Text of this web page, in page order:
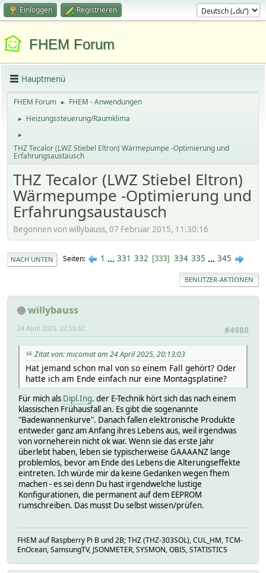
Einloggen Registrieren
FHEM Forum
Hauptmenü
FHEM Forum ► FHEM - Anwendungen
► Heizungssteuerung/Raumklima
►
THZ Tecalor (LWZ Stiebel Eltron) Wärmepumpe -Optimierung und
Erfahrungsaustausch
THZ Tecalor (LWZ Stiebel Eltron)
Wärmepumpe -Optimierung und
Erfahrungsaustausch
Begonnen von willybauss, 07 Februar 2015, 11:30:16
NACH UNTEN Seiten 1 ... 331 332 333 334 335 ... 345
BENUTZER-AKTIONEN
willybauss
#4980
24 April 2025, 22:55:52
Zitat von: micomat am 24 April 2025, 20:13:03
Hat jemand schon mal von so einem Fall gehört? Oder
hatte ich am Ende einfach nur eine Montagsplatine?
Für mich als Dipl.Ing. der E-Technik hört sich das nach einem
klassischen Frühausfall an. Es gibt die sogenannte
"Badewannenkurve". Danach fallen elektronische Produkte
entweder ganz am Anfang ihres Lebens aus, weil irgendwas
von vorneherein nicht ok war. Wenn sie das erste Jahr
überlebt haben, leben sie typischerweise GAAAANZ lange
problemlos, bevor am Ende des Lebens die Alterungseffekte
eintreten. Ich würde mir da keine Gedanken wegen fhem
machen - es sei denn Du hast irgendwelche lustige
Konfigurationen, die permanent auf dem EEPROM
rumschreiben. Das musst Du selbst wissen/prüfen.
FHEM auf Raspberry Pi B und 2B; THZ (THZ-303SOL), CUL_HM, TCM-
EnOcean, SamsungTV, JSONMETER, SYSMON, OBIS, STATISTICS